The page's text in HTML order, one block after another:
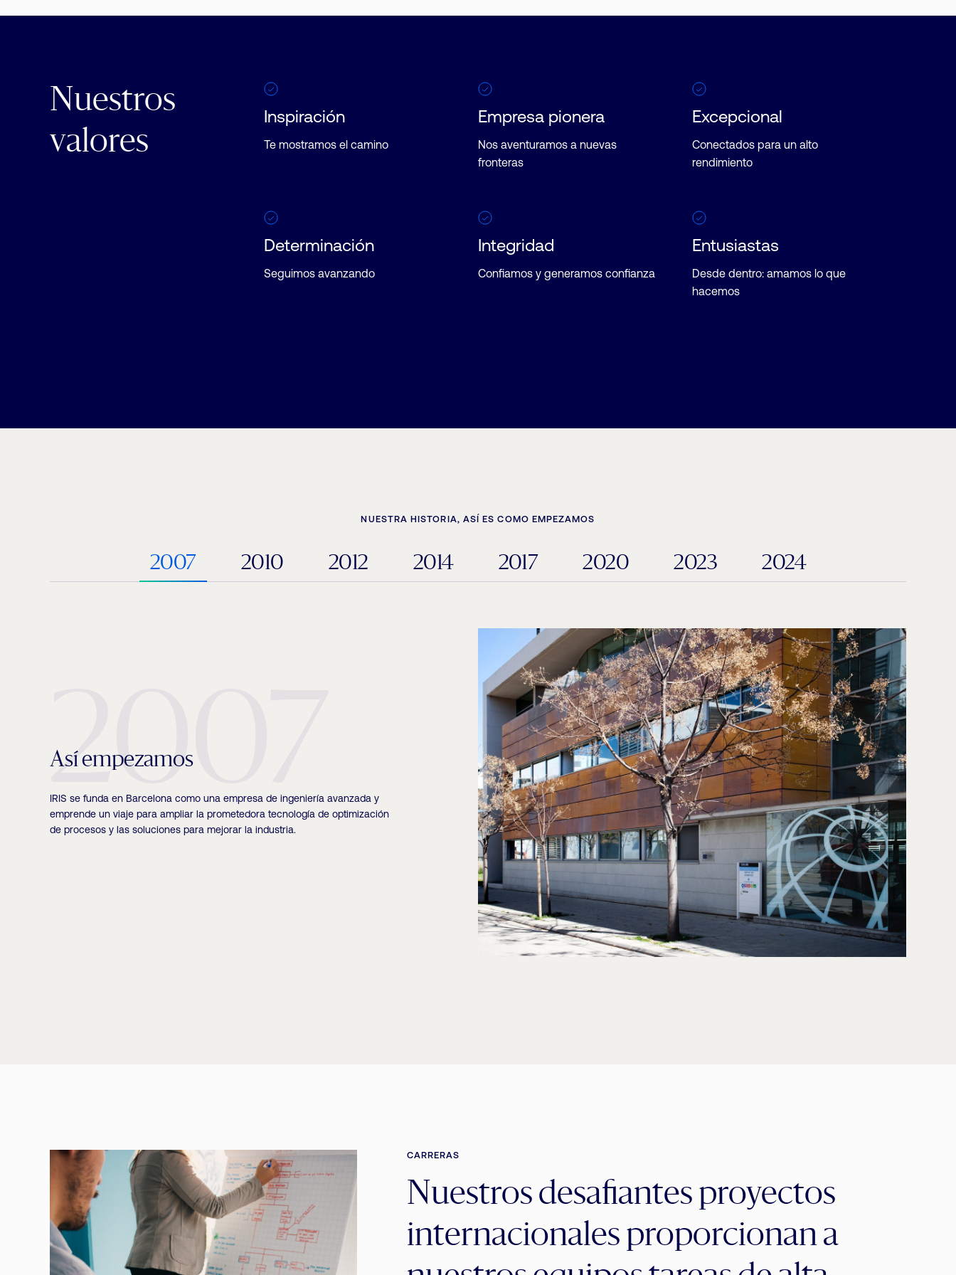
Nuestros
valores
Inspiración
Te mostramos el camino
Empresa pionera
Nos aventuramos a nuevas
fronteras
Excepcional
Conectados para un alto
rendimiento
Determinación
Seguimos avanzando
Integridad
Confiamos y generamos confianza
Entusiastas
Desde dentro: amamos lo que
hacemos
NUESTRA HISTORIA, ASÍ ES COMO EMPEZAMOS
2007 2010 2012 2014 2017 2020 2023 2024
2007
Así empezamos
IRIS se funda en Barcelona como una empresa de ingeniería avanzada y
emprende un viaje para ampliar la prometedora tecnología de optimización
de procesos y las soluciones para mejorar la industria.
CARRERAS
Nuestros desafiantes proyectos
internacionales proporcionan a